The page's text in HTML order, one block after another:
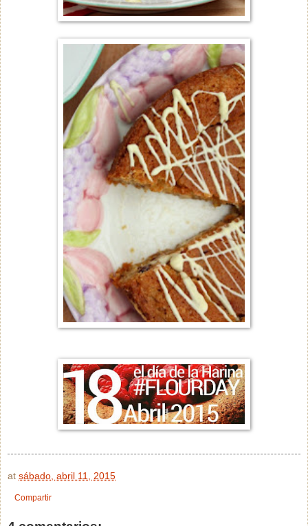
at sábado, abril 11, 2015
Compartir